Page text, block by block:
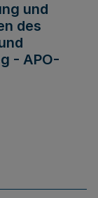
und
des
- APO-